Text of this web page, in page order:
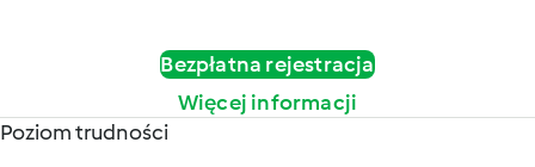
Bezpłatna rejestracja
Więcej informacji
Poziom trudności